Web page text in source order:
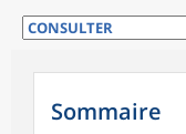
Sommaire